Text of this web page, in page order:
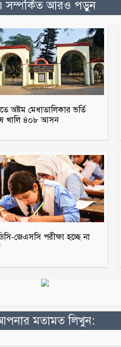
সম্পর্কিত আরও পড়ুন
অষ্টম মেধাতালিকার ভর্তি
খালি ৪০৮ আসন
জেএসসি পরীক্ষা হচ্ছে না
মতামত লিখুন: